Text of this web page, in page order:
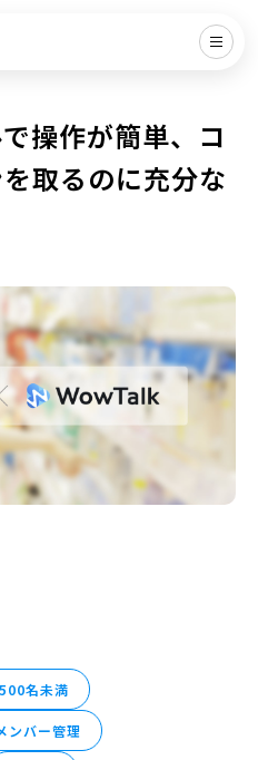
操作が簡単、コ
取るのに充分な
500名未満
ンバー管理